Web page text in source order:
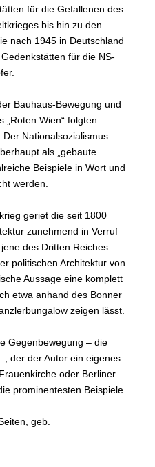
für die Gefallenen des
bis hin zu den
nach 1945 in Deutschland
für die NS-
Bauhaus-Bewegung und
„Roten Wien“ folgten
Nationalsozialismus
als „gebaute
Beispiele in Wort und
werden.
geriet die seit 1800
zunehmend in Verruf –
des Dritten Reiches
politischen Architektur von
Aussage eine komplett
etwa anhand des Bonner
zeigen lässt.
Gegenbewegung – die
der der Autor ein eigenes
oder Berliner
prominentesten Beispiele.
geb.